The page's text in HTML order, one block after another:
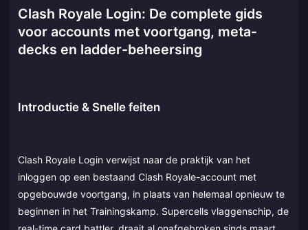
Clash Royale Login: De complete gids
voor accounts met voortgang, meta-
decks en ladder-beheersing
Introductie & Snelle feiten
Clash Royale Login verwijst naar de praktijk van het
inloggen op een bestaand Clash Royale-account met
opgebouwde voortgang, in plaats van helemaal opnieuw te
beginnen in het Trainingskamp. Supercells vlaggenschip, de